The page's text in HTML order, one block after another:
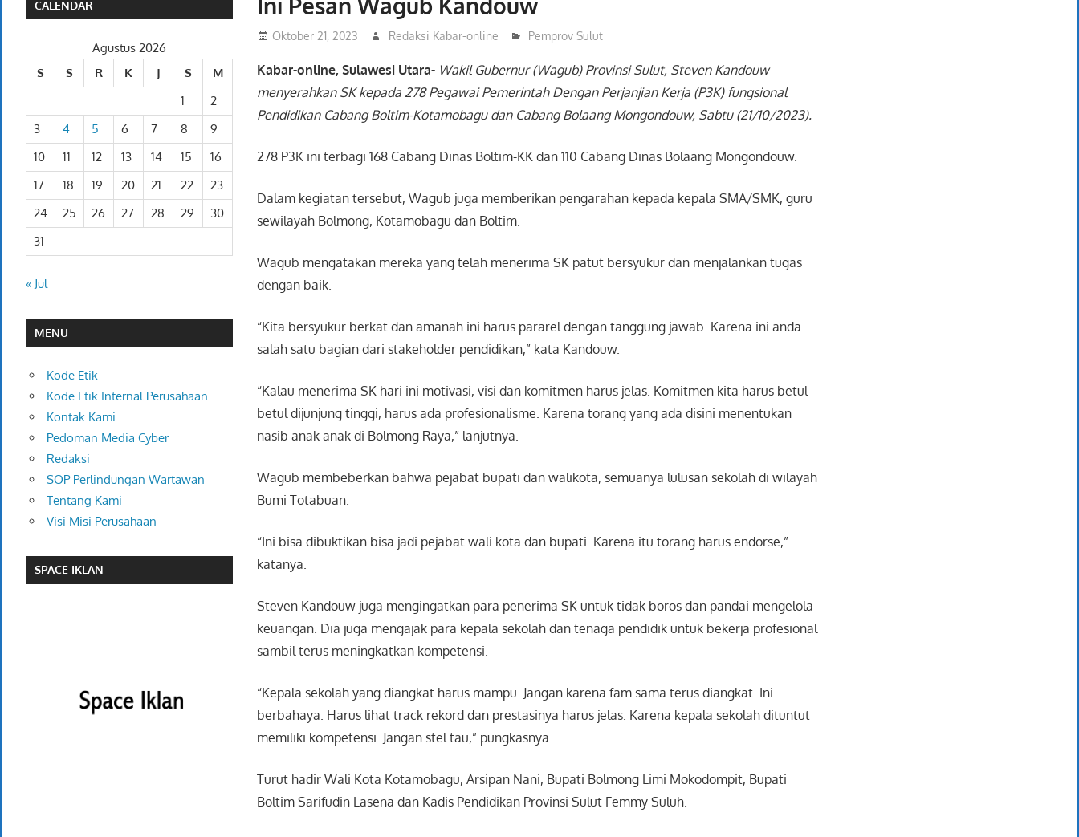
Oktober 21, 2023 Redaksi Kabar-online Pemprov Sulut
Kabar-online, Sulawesi Utara- Wakil Gubernur (Wagub) Provinsi Sulut, Steven Kandouw
menyerahkan SK kepada 278 Pegawai Pemerintah Dengan Perjanjian Kerja (P3K) fungsional
Pendidikan Cabang Boltim-Kotamobagu dan Cabang Bolaang Mongondouw, Sabtu (21/10/2023).
278 P3K ini terbagi 168 Cabang Dinas Boltim-KK dan 110 Cabang Dinas Bolaang Mongondouw.
Dalam kegiatan tersebut, Wagub juga memberikan pengarahan kepada kepala SMA/SMK, guru
sewilayah Bolmong, Kotamobagu dan Boltim.
Wagub mengatakan mereka yang telah menerima SK patut bersyukur dan menjalankan tugas
dengan baik.
“Kita bersyukur berkat dan amanah ini harus pararel dengan tanggung jawab. Karena ini anda
salah satu bagian dari stakeholder pendidikan,” kata Kandouw.
“Kalau menerima SK hari ini motivasi, visi dan komitmen harus jelas. Komitmen kita harus betul-
betul dijunjung tinggi, harus ada profesionalisme. Karena torang yang ada disini menentukan
nasib anak anak di Bolmong Raya,” lanjutnya.
Wagub membeberkan bahwa pejabat bupati dan walikota, semuanya lulusan sekolah di wilayah
Bumi Totabuan.
“Ini bisa dibuktikan bisa jadi pejabat wali kota dan bupati. Karena itu torang harus endorse,”
katanya.
Steven Kandouw juga mengingatkan para penerima SK untuk tidak boros dan pandai mengelola
keuangan. Dia juga mengajak para kepala sekolah dan tenaga pendidik untuk bekerja profesional
sambil terus meningkatkan kompetensi.
“Kepala sekolah yang diangkat harus mampu. Jangan karena fam sama terus diangkat. Ini
berbahaya. Harus lihat track rekord dan prestasinya harus jelas. Karena kepala sekolah dituntut
memiliki kompetensi. Jangan stel tau,” pungkasnya.
Turut hadir Wali Kota Kotamobagu, Arsipan Nani, Bupati Bolmong Limi Mokodompit, Bupati
Boltim Sarifudin Lasena dan Kadis Pendidikan Provinsi Sulut Femmy Suluh.
CALENDAR
Agustus 2026
S
S R K J S
M
1
2
3
4 5 6 7 8
9
10
11 12 13 14 15
16
17
18 19 20 21 22
23
24
25 26 27 28 29
30
31
« Jul
MENU
Kode Etik
Kode Etik Internal Perusahaan
Kontak Kami
Pedoman Media Cyber
Redaksi
SOP Perlindungan Wartawan
Tentang Kami
Visi Misi Perusahaan
SPACE IKLAN